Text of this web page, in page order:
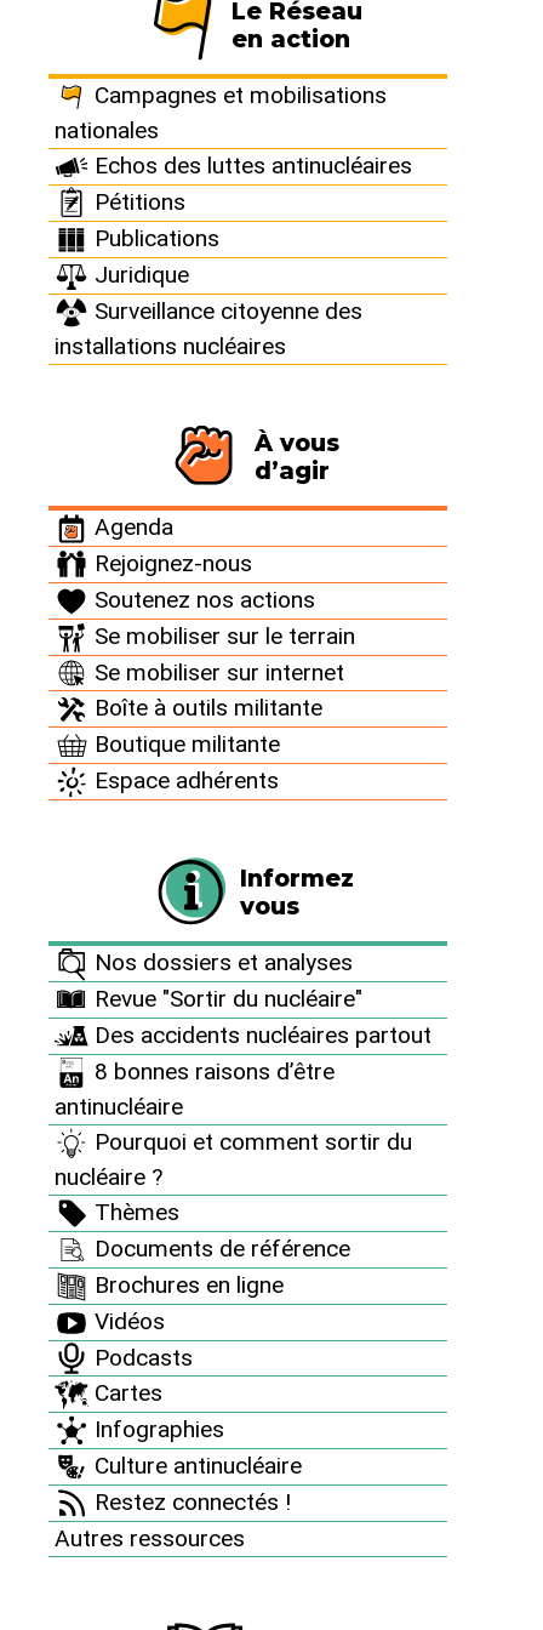
Le Réseau
en action
Campagnes et mobilisations
nationales
Echos des luttes antinucléaires
Pétitions
Publications
Juridique
Surveillance citoyenne des
installations nucléaires
À vous
d’agir
Agenda
Rejoignez-nous
Soutenez nos actions
Se mobiliser sur le terrain
Se mobiliser sur internet
Boîte à outils militante
Boutique militante
Espace adhérents
Informez
vous
Nos dossiers et analyses
Revue "Sortir du nucléaire"
Des accidents nucléaires partout
8 bonnes raisons d’être
antinucléaire
Pourquoi et comment sortir du
nucléaire ?
Thèmes
Documents de référence
Brochures en ligne
Vidéos
Podcasts
Cartes
Infographies
Culture antinucléaire
Restez connectés !
Autres ressources
Tél : 04 77 32 05 38
M : 06 87 42 20 39
>> Voir le descriptif
Présentation
associatif formé de groupes disséminés dans
l’hexagone, autonomes. Il est affilié à l’I.PB. (Bureau
International de la paix) dont le siège est à Genève, qui
regroupe un grand nombre de mouvements "cousins"
de par la planète participant (…)
Les enveloppes illustrées
Blanches, utilisables pour la correspondance
personnelle, aux illustrations en couleur, elles sont un
magnifique moyen d’information et de formation de
l’opinion publique, seul vrai levier capable de changer les
orientations des gouvernements successifs en matière
de défense lesquelles sont (…)
Qu’est-ce que l’Education à la
Paix ?
Education à la Paix, c’est la synthèse des 4 grands
thèmes de l’ALTERNATIVE : Education aux droits de